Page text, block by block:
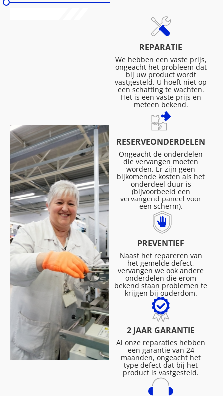
REPARATIE
We hebben een vaste prijs,
ongeacht het probleem dat
bij uw product wordt
vastgesteld. U hoeft niet op
een schatting te wachten.
Het is een vaste prijs en
meteen bekend.
RESERVEONDERDELEN
Ongeacht de onderdelen
die vervangen moeten
worden. Er zijn geen
bijkomende kosten als het
onderdeel duur is
(bijvoorbeeld een
vervangend paneel voor
een scherm).
PREVENTIEF
Naast het repareren van
het gemelde defect,
vervangen we ook andere
onderdelen die erom
bekend staan problemen te
krijgen bij ouderdom.
2 JAAR GARANTIE
Al onze reparaties hebben
een garantie van 24
maanden, ongeacht het
type defect dat bij het
product is vastgesteld.